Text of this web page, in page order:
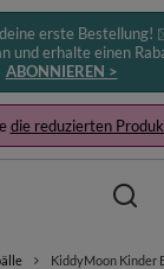
erste
und erhalte einen
ABONNIEREN >
die reduzierten
KiddyMoon Kinder